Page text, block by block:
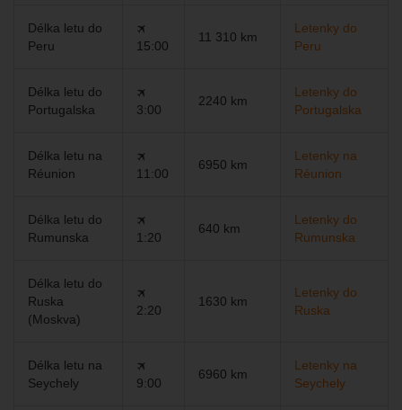
Délka letu do
Peru
🛪
15:00
11 310 km
Letenky do
Peru
Délka letu do
Portugalska
🛪
3:00
2240 km
Letenky do
Portugalska
Délka letu na
Réunion
🛪
11:00
6950 km
Letenky na
Réunion
Délka letu do
Rumunska
🛪
1:20
640 km
Letenky do
Rumunska
Délka letu do
Ruska
(Moskva)
🛪
2:20
1630 km
Letenky do
Ruska
Délka letu na
Seychely
🛪
9:00
6960 km
Letenky na
Seychely